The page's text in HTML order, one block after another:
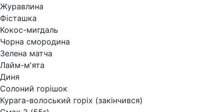
Журавлина
Фісташка
Кокос-мигдаль
Чорна смородина
Зелена матча
Лайм-м'ята
Диня
Солоний горішок
Курага-волоський горіх (закінчився)